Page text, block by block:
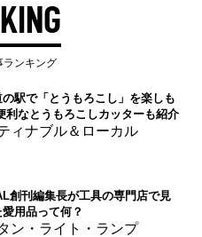
ランキング
駅で「とうもろこし」を楽しも
利なとうもろこしカッターも紹介
ィナブル＆ローカル
創刊編集長が工具の専門店で見
用品って何？
ン・ライト・ランプ